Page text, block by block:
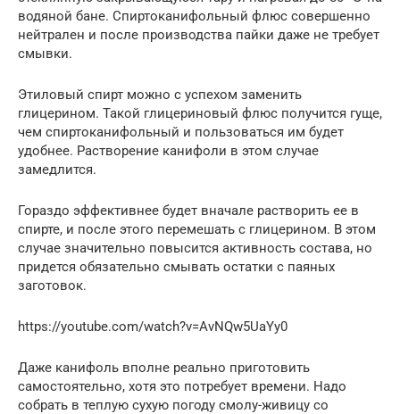
водяной бане. Спиртоканифольный флюс совершенно
нейтрален и после производства пайки даже не требует
смывки.
Этиловый спирт можно с успехом заменить
глицерином. Такой глицериновый флюс получится гуще,
чем спиртоканифольный и пользоваться им будет
удобнее. Растворение канифоли в этом случае
замедлится.
Гораздо эффективнее будет вначале растворить ее в
спирте, и после этого перемешать с глицерином. В этом
случае значительно повысится активность состава, но
придется обязательно смывать остатки с паяных
заготовок.
https://youtube.com/watch?v=AvNQw5UaYy0
Даже канифоль вполне реально приготовить
самостоятельно, хотя это потребует времени. Надо
собрать в теплую сухую погоду смолу-живицу со